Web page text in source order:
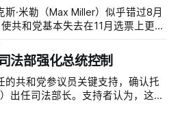
·米勒（Max Miller）似乎错过8月
共和党基本失去在11月选票上更换
认，众院道德委员会同时调查他是
法用药。
法部强化总统控制
的共和党参议员关键支持，确认托
出任司法部长。支持者认为，这位